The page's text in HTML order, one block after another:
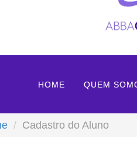
HOME QUEM
Cadastro do Aluno